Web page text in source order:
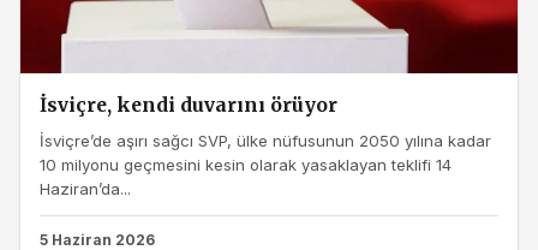
İsviçre, kendi duvarını örüyor
İsviçre’de aşırı sağcı SVP, ülke nüfusunun 2050 yılına kadar
10 milyonu geçmesini kesin olarak yasaklayan teklifi 14
Haziran’da...
5 Haziran 2026